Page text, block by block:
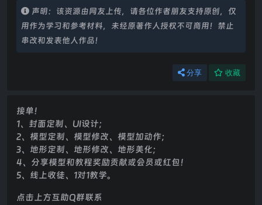
声明：该资源由网友上传，请各位作者朋友支持原创，仅
用作为学习和参考材料，未经原著作人授权不可商用！禁止
串改和发表他人作品！
分享 收藏
接单！
1、封面定制、UI设计；
2、模型定制、模型修改、模型加动作；
3、地形定制、地形修改、地形美化；
4、分享模型和教程奖励贡献或会员或红包！
5、线上收徒、1对1教学。
点击上方互助Q群联系